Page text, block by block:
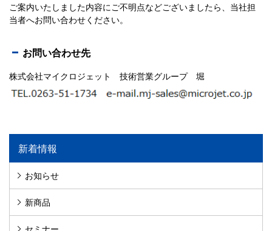
ご案内いたしました内容にご不明点などございましたら、当社担
当者へお問い合わせください。
お問い合わせ先
株式会社マイクロジェット 技術営業グループ 堀
新着情報
お知らせ
新商品